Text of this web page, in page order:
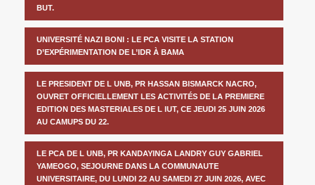
BUT.
UNIVERSITÉ NAZI BONI : LE PCA VISITE LA STATION
D’EXPÉRIMENTATION DE L’IDR À BAMA
LE PRESIDENT DE L UNB, PR HASSAN BISMARCK NACRO,
OUVRET OFFICIELLEMENT LES ACTIVITÉS DE LA PREMIERE
EDITION DES MASTERIALES DE L IUT, CE JEUDI 25 JUIN 2026
AU CAMUPS DU 22.
LE PCA DE L UNB, PR KANDAYINGA LANDRY GUY GABRIEL
YAMEOGO, SEJOURNE DANS LA COMMUNAUTE
UNIVERSITAIRE, DU LUNDI 22 AU SAMEDI 27 JUIN 2026, AVEC